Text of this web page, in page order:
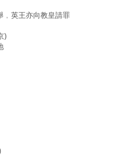
﹐英王亦向教皇請罪
)